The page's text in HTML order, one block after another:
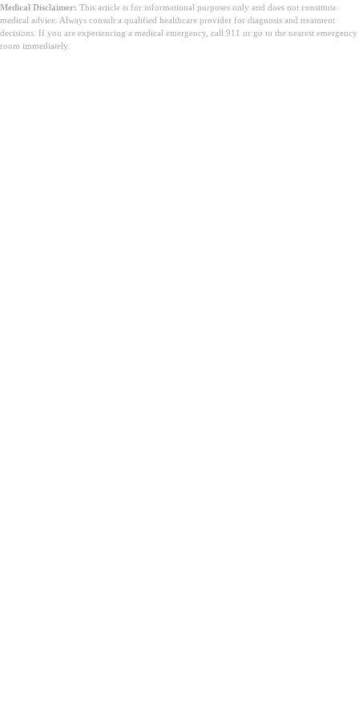
Medical Disclaimer: This article is for informational purposes only and does not constitute
medical advice. Always consult a qualified healthcare provider for diagnosis and treatment
decisions. If you are experiencing a medical emergency, call 911 or go to the nearest emergency
room immediately.